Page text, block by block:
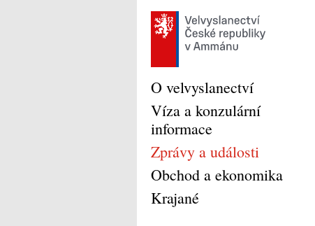
O velvyslanectví
Víza a konzulární
informace
Zprávy a události
Obchod a ekonomika
Krajané